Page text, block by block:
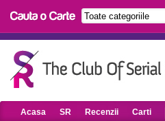
Acasa SR Recenzii Carti